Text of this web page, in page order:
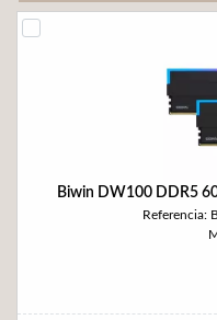
Biwin DW100 DDR5
Referencia: